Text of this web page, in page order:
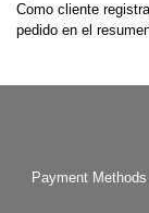
Como cliente
pedido en el
Payment Methods